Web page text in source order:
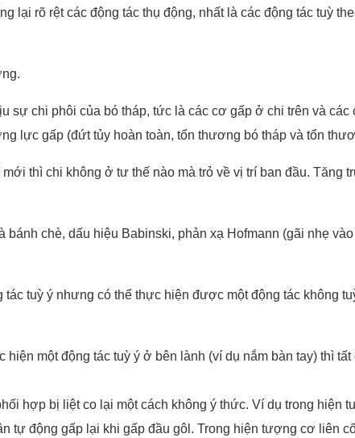
lại rõ rệt các động tác thụ động, nhất là các động tác tuỳ
sự chi phôi của bó tháp, tức là các cơ gấp ở chi trên và
lực gấp (đứt tủy hoàn toàn, tổn thương bó tháp và tổn
thì chi không ở tư thế nào mà trỏ về vị trí ban đầu. Tăng
chè, dấu hiệu Babinski, phản xạ Hofmann (gãi nhẹ
tuỳ ý nhưng có thể thực hiện được một động tác không
một động tác tuỳ ý ở bên lành (ví dụ nắm bàn tay) thì
hợp bị liệt co lại một cách không ý thức. Ví dụ trong hiện
tự động gấp lại khi gấp đầu gôl. Trong hiện tượng cơ liên